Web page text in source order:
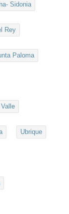
Sidonia
Rey
Paloma
Ubrique